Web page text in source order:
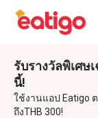
รับรางวัลพิเศษ
นี้!
ใช้งานแอป Eatigo
ถึงTHB 300!